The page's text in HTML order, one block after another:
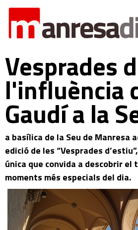
Vesprades
l'influència
Gaudí a la
a basílica de la Seu de Manresa
edició de les “Vesprades
única que convida a descobrir el
moments més especials del dia.